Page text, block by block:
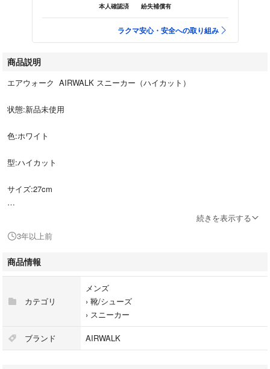
本人確認済 紛失補償有
ラクマ安心・安全への取り組み
商品説明
エアウォーク AIRWALK スニーカー（ハイカット）
状態:新品未使用
色:ホワイト
型:ハイカット
サイズ:27cm
注意:箱に傷、凹み、包装紙の破れなどがある場合があります。
返品・交換の対応はできません。
ご検討の程よろしくお願い致します。
続きを表示する
3年以上前
商品情報
カテゴリ
メンズ
› 靴/シューズ
› スニーカー
ブランド AIRWALK